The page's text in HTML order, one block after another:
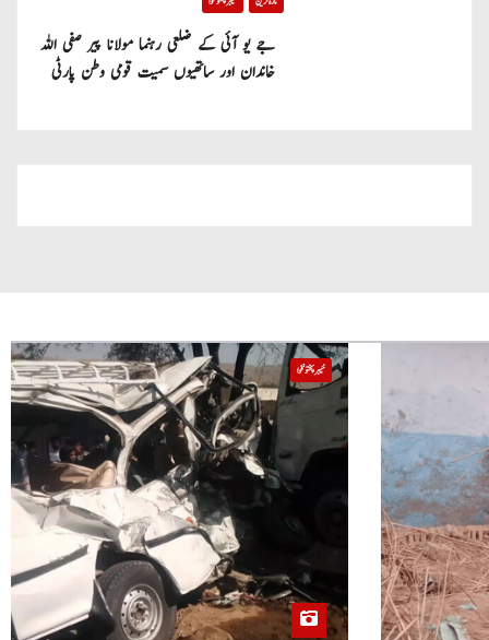
جے یو آئی کے ضلعی رہنما مولانا پیر صفی اللہ
خاندان اور ساتھیوں سمیت قومی وطن پارٹی
خیبر پختونخوا